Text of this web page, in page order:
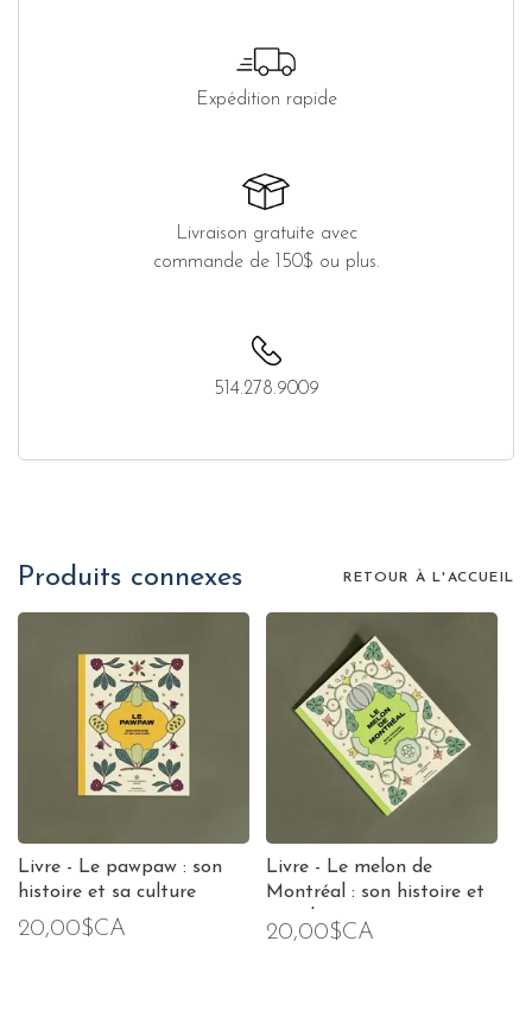
Expédition rapide
Livraison gratuite avec
commande de 150$ ou plus.
514.278.9009
Produits connexes RETOUR À L'ACCUEIL
Livre - Le pawpaw : son
histoire et sa culture
20,00$CA
Livre - Le melon de
Montréal : son histoire et
sa culture
20,00$CA